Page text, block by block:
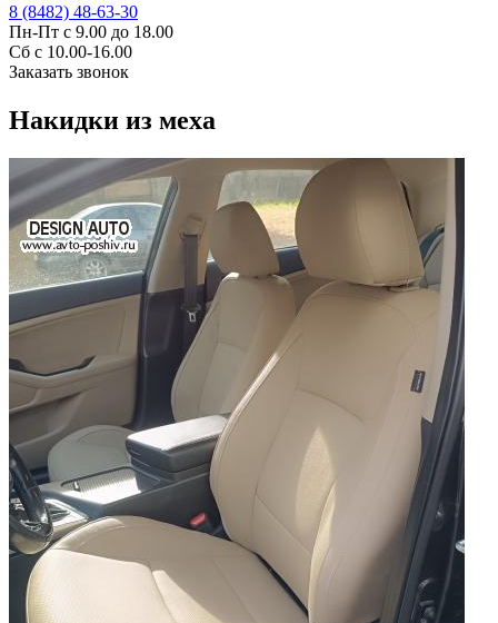
8 (8482) 48-63-30
Пн-Пт с 9.00 до 18.00
Сб с 10.00-16.00
Заказать звонок
Накидки из меха